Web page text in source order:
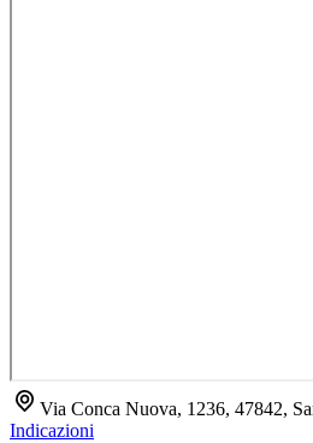
Via Conca Nuova, 1236, 47842,
Indicazioni